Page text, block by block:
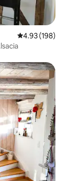
Calificación
4.93 (198)